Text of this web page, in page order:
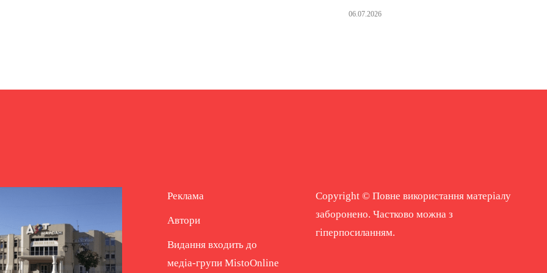
06.07.2026
Реклама
Автори
Видання входить до
медіа-групи MistoOnline
Copyright © Повне використання матеріалу
заборонено. Частково можна з
гіперпосиланням.